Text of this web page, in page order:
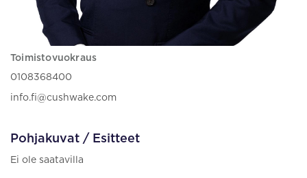
Toimistovuokraus
0108368400
info.fi@cushwake.com
Pohjakuvat / Esitteet
Ei ole saatavilla